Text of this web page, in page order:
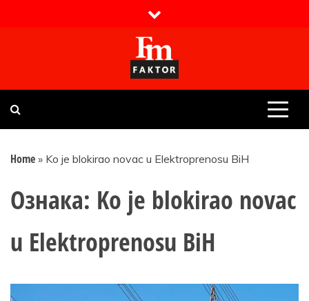
Faktor magazin
Uvijek presudan
Home » Ko je blokirao novac u Elektroprenosu BiH
Ознака: Ko je blokirao novac
u Elektroprenosu BiH